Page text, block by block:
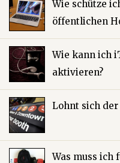
Wie schütze
öffentlichen
Wie kann ich
aktivieren?
Lohnt sich der
Was muss ich